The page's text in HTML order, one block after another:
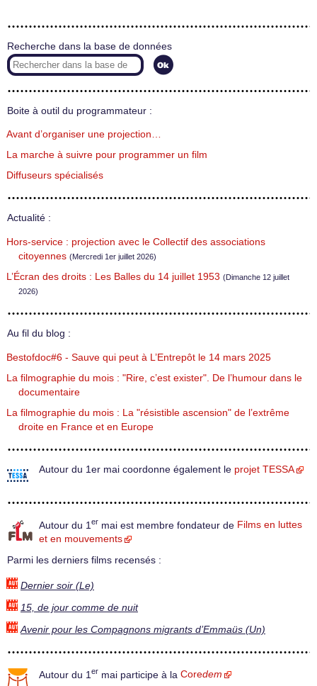
Recherche dans la base de données
Boite à outil du programmateur :
Avant d’organiser une projection…
La marche à suivre pour programmer un film
Diffuseurs spécialisés
Actualité :
Hors-service : projection avec le Collectif des associations
citoyennes (Mercredi 1er juillet 2026)
L’Écran des droits : Les Balles du 14 juillet 1953 (Dimanche 12 juillet
2026)
Au fil du blog :
Bestofdoc#6 - Sauve qui peut à L’Entrepôt le 14 mars 2025
La filmographie du mois : "Rire, c’est exister". De l’humour dans le
documentaire
La filmographie du mois : La "résistible ascension" de l’extrême
droite en France et en Europe
Autour du 1er mai coordonne également le projet TESSA
Autour du 1 er mai est membre fondateur de Films en luttes
et en mouvements
Parmi les derniers films recensés :
Dernier soir (Le)
15, de jour comme de nuit
Avenir pour les Compagnons migrants d’Emmaüs (Un)
Autour du 1 er mai participe à la Coredem